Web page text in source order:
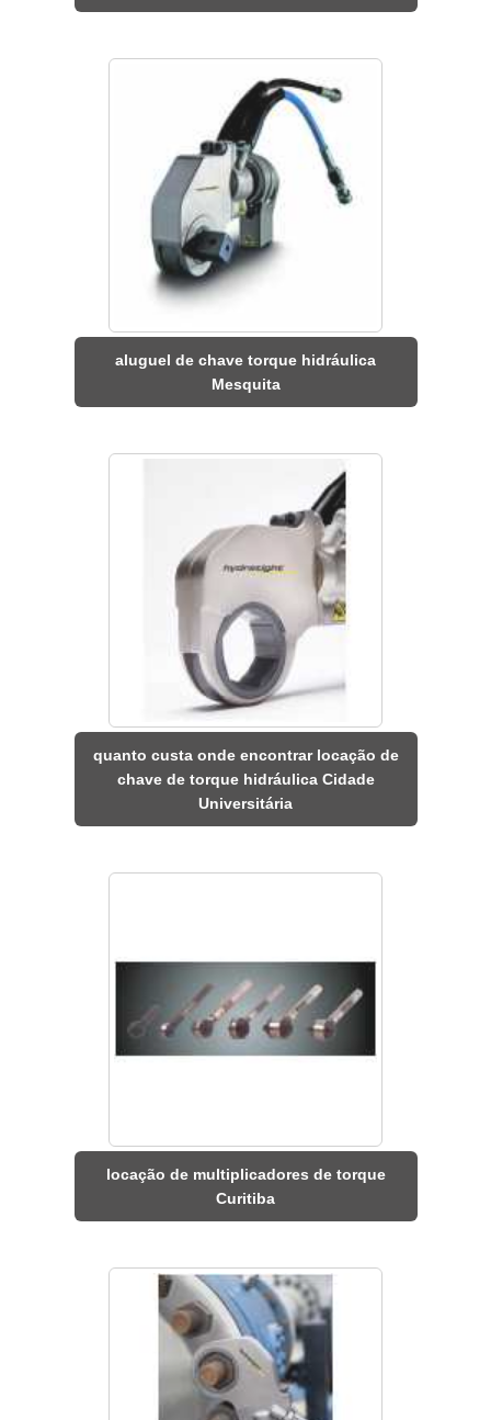
aluguel de chave torque hidráulica
Mesquita
quanto custa onde encontrar locação de
chave de torque hidráulica Cidade
Universitária
locação de multiplicadores de torque
Curitiba